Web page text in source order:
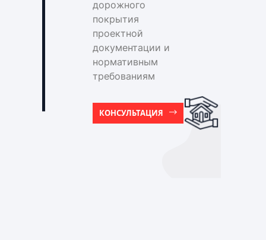
дорожного
покрытия
проектной
документации и
нормативным
требованиям
КОНСУЛЬТАЦИЯ